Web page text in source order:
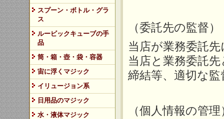
スプーン・ボトル・グラ
ス
ルービックキューブの手
品
筒・箱・壺・袋・容器
宙に浮くマジック
イリュージョン系
日用品のマジック
水・液体マジック
（委託先の監督）
当店が業務委託
当店と業務委託
締結等、適切な
（個人情報の管理